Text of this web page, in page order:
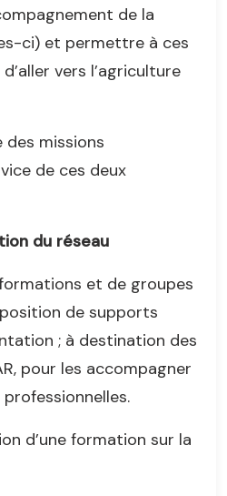
de la
ci) et permettre à ces
vers l’agriculture
des missions
de ces deux
du réseau
et de groupes
de supports
; à destination des
pour les accompagner
d’une formation sur la